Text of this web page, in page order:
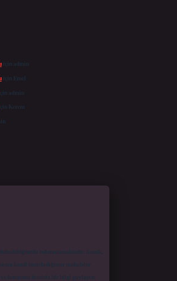
için admin
için Emel
admin
Kerem
bulunmamaktadır. Ancak,